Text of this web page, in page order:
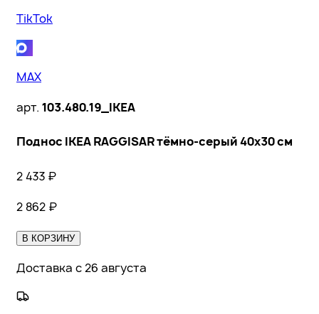
TikTok
MAX
арт. 103.480.19_IKEA
Поднос IKEA RAGGISAR тёмно-серый 40x30 см
2 433 ₽
2 862 ₽
В КОРЗИНУ
Доставка с 26 августа